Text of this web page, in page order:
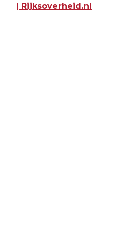
| Rijksoverheid.nl